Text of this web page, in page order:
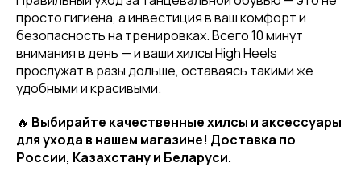
Имя
Телефон
просто гигиена, а инвестиция в ваш комфорт и
безопасность на тренировках. Всего 10 минут
внимания в день — и ваши хилсы High Heels
прослужат в разы дольше, оставаясь такими же
удобными и красивыми.
🔥 Выбирайте качественные хилсы и аксессуары
для ухода в нашем магазине! Доставка по
России, Казахстану и Беларуси.